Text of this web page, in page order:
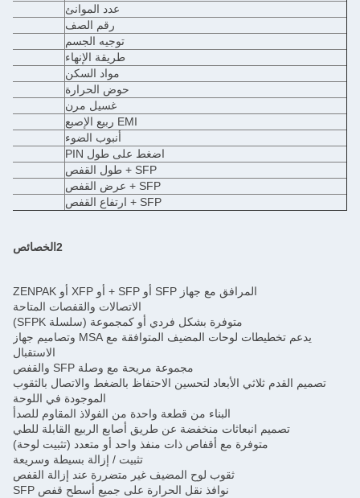
عدد الموانئ
رقم الصف
توجيه الجسم
طريقة الإنهاء
مواد السكن
حوض الحرارة
غسيل مرن
EMI ربيع الإصبع
أنبوب الضوء
اضغط على طول PIN
SFP + طول القفص
SFP + عرض القفص
SFP + ارتفاع القفص
2الخصائص
المرافق مع جهاز SFP أو SFP + أو XFP أو ZENPAK
الاتصالات والقفصات المتاحة
متوفرة بشكل فردي أو كمجموعة (سلسلة SFPK)
يدعم تخطيطات لوحات المضيف المتوافقة مع MSA وتصاميم جهاز
الاستقبال
مجموعة مريحة مع وصلة SFP والقفص
تصميم القدم ثلاثي الأبعاد لتحسين الاحتفاظ بالضغط والاتصال بالثقوب
الموجودة في اللوحة
البناء من قطعة واحدة من الفولاذ المقاوم للصدأ
تصميم انبعاثات منخفضة عن طريق أصابع الربيع القابلة للطي
متوفرة مع أقفاص ذات منفذ واحد أو متعدد (تثبيت لوحة)
تثبيت / إزالة بسيطة وسريعة
ثقوب لوح المضيف غير متضررة عند إزالة القفص
نوافذ نقل الحرارة على جميع أسطح قفص SFP